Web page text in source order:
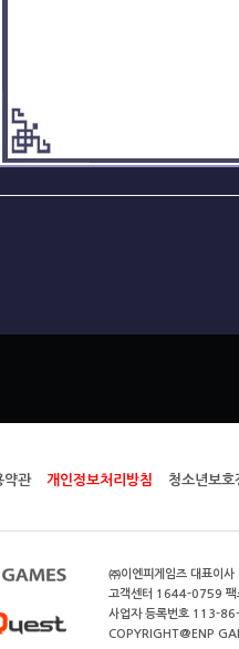
약관 개인정보처리방침 청소년보호
㈜이엔피게임즈 대표이
고객센터 1644-0759
사업자 등록번호 113-
COPYRIGHT@ENP